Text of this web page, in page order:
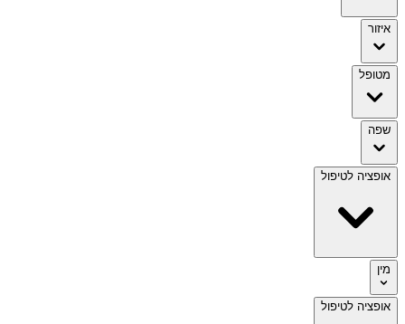
איזור
מטופל
שפה
אופציה לטיפול
מין
אופציה לטיפול